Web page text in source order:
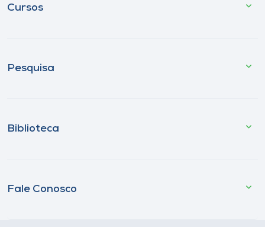
Cursos
Pesquisa
Biblioteca
Fale Conosco